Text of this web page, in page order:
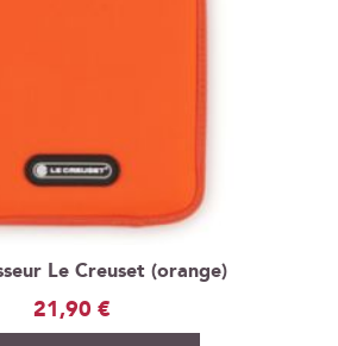
Le Creuset (orange)
21,90 €